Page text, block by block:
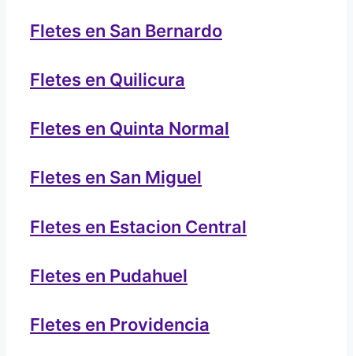
Fletes en San Bernardo
Fletes en Quilicura
Fletes en Quinta Normal
Fletes en San Miguel
Fletes en Estacion Central
Fletes en Pudahuel
Fletes en Providencia